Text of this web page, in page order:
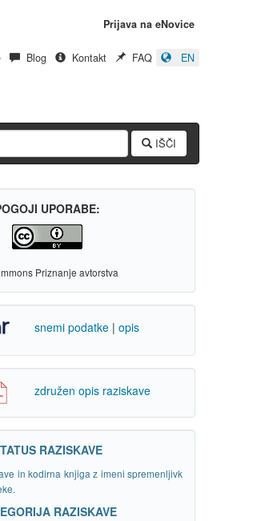
Prijava na eNovice
Blog Kontakt FAQ EN
IŠČI
UPORABE:
Priznanje avtorstva
snemi podatke |opis
združen opis raziskave
RAZISKAVE
in kodirna knjiga z imeni spremenljivk
RAZISKAVE